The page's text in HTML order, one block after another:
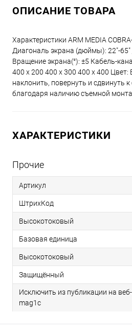
ОПИСАНИЕ ТОВАРА
Характеристики ARM MEDIA
Диагональ экрана (дюймы): 22"-65"
Вращение экрана(°): ±5 Кабель-
400 x 200 400 x 300 400 x 400
наклонить, повернуть и сдвинуть
благодаря наличию съемной
ХАРАКТЕРИСТИКИ
Прочие
Артикул
ШтрихКод
Высокотоковый
Базовая единица
Высокотоковый
Защищённый
Исключить из публикации на
mag1c